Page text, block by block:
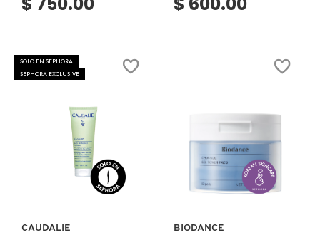
LANCÔME
LAURA MERCIER
SOLO EN SEPHORA
SEPHORA EXCLUSIVE
Ver más
CAUDALIE
Ver más
BIODANCE